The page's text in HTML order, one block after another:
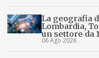
La geografia
Lombardia,
un settore da
06 Ago 2026